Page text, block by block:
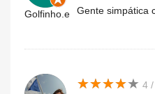
Golfinho.e
Gente simpática
★★★★★
★★★★★ 4 /